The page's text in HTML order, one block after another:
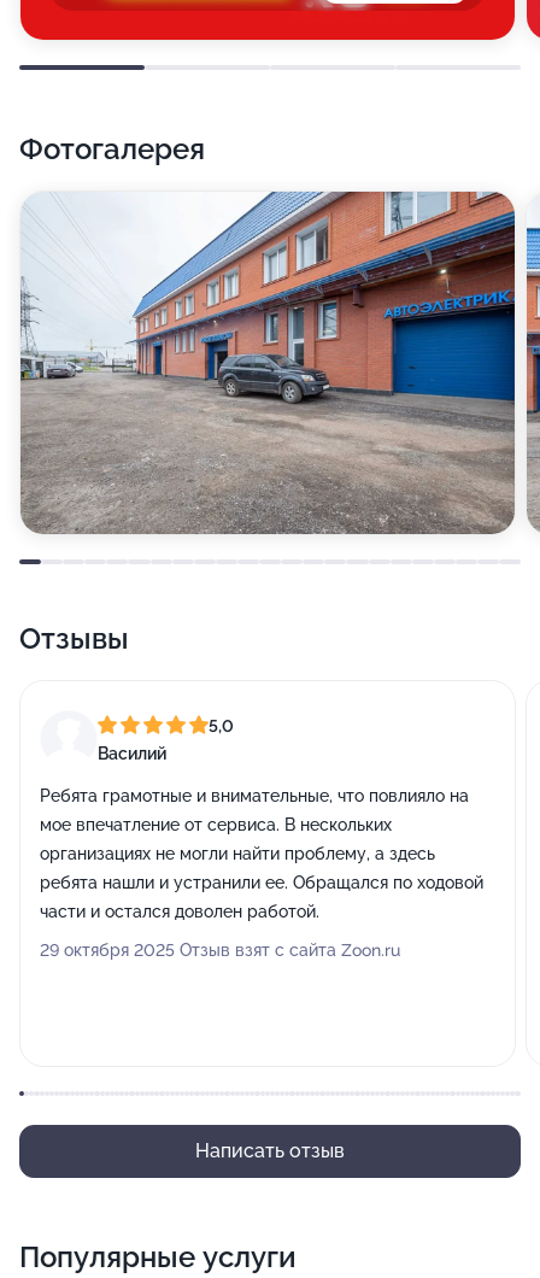
Фотогалерея
Отзывы
5,0
Василий
Ребята грамотные и внимательные, что повлияло на
мое впечатление от сервиса. В нескольких
организациях не могли найти проблему, а здесь
ребята нашли и устранили ее. Обращался по ходовой
части и остался доволен работой.
29 октября 2025 Отзыв взят с сайта Zoon.ru
Написать отзыв
Популярные услуги